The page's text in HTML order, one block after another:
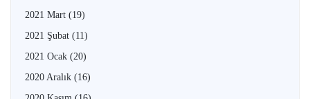
2021 Mart (19)
2021 Şubat (11)
2021 Ocak (20)
2020 Aralık (16)